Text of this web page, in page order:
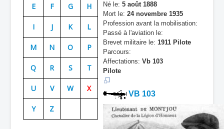
Personnels
Formation
Doctrines
Les As
E F G H
I J K L
M N O P
Q R S T
U V W X
Y Z
Né le: 5 août 1888
Mort le: 24 novembre 1935
Profession avant la mobilisation:
Passé à l'aviation le:
Brevet militaire le: 1911 Pilote
Parcours:
Affectations: Vb 103
Pilote
VB 103